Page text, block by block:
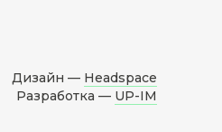
Дизайн — Headspace
Разработка — UP-IM